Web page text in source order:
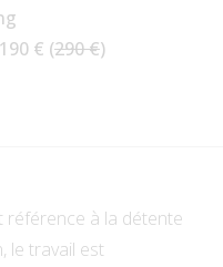
€ (290 €)
référence à la détente
le travail est